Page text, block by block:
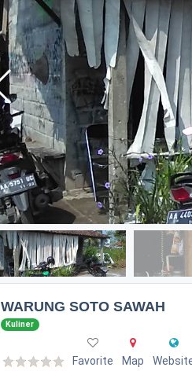
WARUNG SOTO SAWAH
Kuliner
Favorite Map